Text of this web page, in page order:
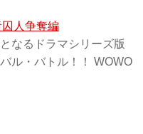
人争奪編
なるドラマシリーズ版
ル・バトル！！ WOWO